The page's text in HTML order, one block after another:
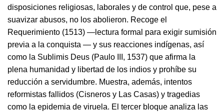
disposiciones religiosas, laborales y de control que, pese a
suavizar abusos, no los abolieron. Recoge el
Requerimiento (1513) —lectura formal para exigir sumisión
previa a la conquista — y sus reacciones indígenas, así
como la Sublimis Deus (Paulo III, 1537) que afirma la
plena humanidad y libertad de los indios y prohíbe su
reducción a servidumbre. Muestra, además, intentos
reformistas fallidos (Cisneros y Las Casas) y tragedias
como la epidemia de viruela. El tercer bloque analiza las